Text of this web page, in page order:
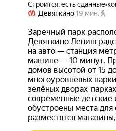
Строится, есть сданные•
Девяткино19 мин.
Заречный парк
Девяткино
на авто — станция
машине — 10 минут.
домов высотой от 15
многоуровневых
зелёных дворах-
современные
обустроены места
разместятся